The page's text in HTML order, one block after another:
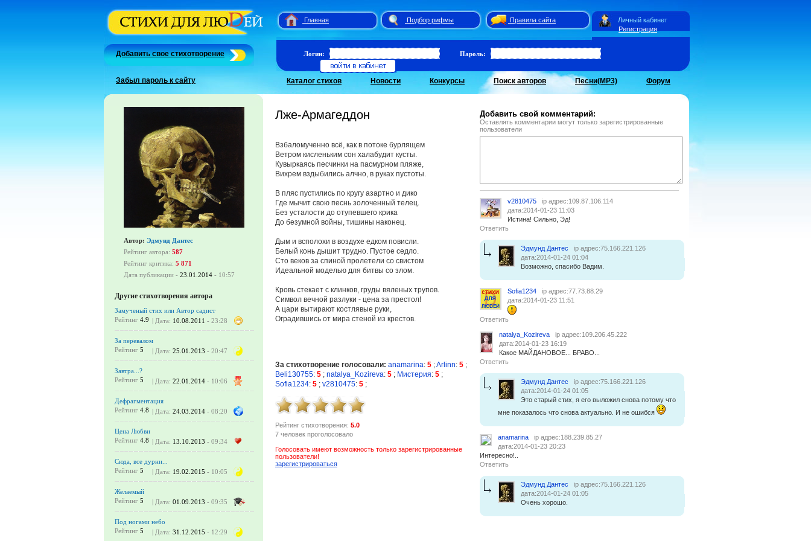
Главная Подбор рифмы
Правила сайта
Регистрация
Личный кабинет
Добавить свое стихотворение
Забыл пароль к сайту
Логин: Пароль:
Каталог стихов Новости Конкурсы Поиск авторов Песни(MP3) Форум
Автор: Эдмунд Дантес
Рейтинг автора: 587
Рейтинг критика: 5 871
Дата публикации - 23.01.2014 - 10:57
Другие стихотворения автора
Замученый стих или Автор садист
Рейтинг 4.9 | Дата: 10.08.2011 - 23:28
За перевалом
Рейтинг 5 | Дата: 25.01.2013 - 20:47
Завтра...?
Рейтинг 5 | Дата: 22.01.2014 - 10:06
Дефрагментация
Рейтинг 4.8 | Дата: 24.03.2014 - 08:20
Цена Любви
Рейтинг 4.8 | Дата: 13.10.2013 - 09:34
Сюда, все дурни...
Рейтинг 5 | Дата: 19.02.2015 - 10:05
Желаемый
Рейтинг 5 | Дата: 01.09.2013 - 09:35
Под ногами небо
Рейтинг 5 | Дата: 31.12.2015 - 12:29
Лже-Армагеддон
Взбаломученно всё, как в потоке бурлящем
Ветром кисленьким сон халабудит кусты.
Кувыркаясь песчинки на пасмурном пляже,
Вихрем вздыбились алчно, в руках пустоты.
В пляс пустились по кругу азартно и дико
Где мычит свою песнь золоченный телец.
Без усталости до отупевшего крика
До безумной войны, тишины наконец.
Дым и всполохи в воздухе едком повисли.
Белый конь дышит трудно. Пустое седло.
Сто веков за спиной пролетели со свистом
Идеальной моделью для битвы со злом.
Кровь стекает с клинков, груды вяленых трупов.
Символ вечной разлуки - цена за престол!
А цари вытирают костлявые руки,
Оградившись от мира стеной из крестов.
За стихотворение голосовали: anamarina: 5 ;Arlinn: 5 ;
Beli130755: 5 ; natalya_Kozireva: 5 ; Мистерия: 5 ;
Sofia1234: 5 ; v2810475: 5 ;
Рейтинг стихотворения: 5.0
7 человек проголосовало
Голосовать имеют возможность только зарегистрированные
пользователи!
зарегистрироваться
Добавить свой комментарий:
Оставлять комментарии могут только зарегистрированные
пользователи
v2810475
ip адрес:109.87.106.114
дата:2014-01-23 11:03
Истина! Сильно, Эд!
Ответить
Эдмунд Дантес
ip адрес:75.166.221.126
дата:2014-01-24 01:04
Возможно, спасибо Вадим.
Sofia1234
ip адрес:77.73.88.29
дата:2014-01-23 11:51
Ответить
natalya_Kozireva
ip адрес:109.206.45.222
дата:2014-01-23 16:19
Какое МАЙДАНОВОЕ... БРАВО...
Ответить
Эдмунд Дантес
ip адрес:75.166.221.126
дата:2014-01-24 01:05
Это старый стих, я его выложил снова потому что
мне показалось что снова актуально. И не ошибся
anamarina
ip адрес:188.239.85.27
дата:2014-01-23 20:23
Интересно!..
Ответить
Эдмунд Дантес
ip адрес:75.166.221.126
дата:2014-01-24 01:05
Очень хорошо.